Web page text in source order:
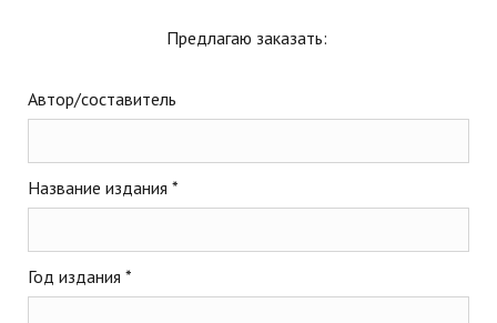
Предлагаю заказать:
Автор/составитель
Название издания *
Год издания *